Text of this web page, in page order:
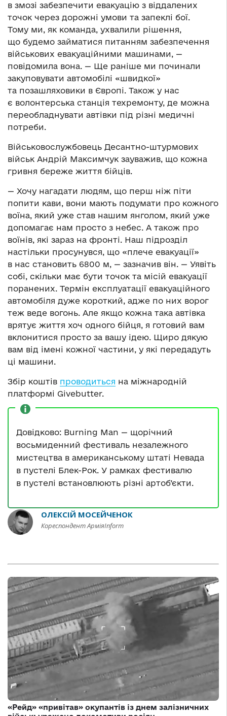
в змозі забезпечити евакуацію з віддалених
точок через дорожні умови та запеклі бої.
Тому ми, як команда, ухвалили рішення,
що будемо займатися питанням забезпечення
військових евакуаційними машинами, —
повідомила вона. — Ще раніше ми починали
закуповувати автомобілі «швидкої»
та позашляховики в Європі. Також у нас
є волонтерська станція техремонту, де можна
переобладнувати автівки під різні медичні
потреби.
Військовослужбовець Десантно-штурмових
військ Андрій Максимчук зауважив, що кожна
гривня береже життя бійців.
— Хочу нагадати людям, що перш ніж піти
попити кави, вони мають подумати про кожного
воїна, який уже став нашим янголом, який уже
допомагає нам просто з небес. А також про
воїнів, які зараз на фронті. Наш підрозділ
настільки просунувся, що «плече евакуації»
в нас становить 6800 м, — зазначив він. — Уявіть
собі, скільки має бути точок та місій евакуації
поранених. Термін експлуатації евакуаційного
автомобіля дуже короткий, адже по них ворог
теж веде вогонь. Але якщо кожна така автівка
врятує життя хоч одного бійця, я готовий вам
вклонитися просто за вашу ідею. Щиро дякую
вам від імені кожної частини, у які передадуть
ці машини.
Збір коштів проводиться на міжнародній
платформі Givebutter.
Довідково: Burning Man — щорічний
восьмиденний фестиваль незалежного
мистецтва в американському штаті Невада
в пустелі Блек-Рок. У рамках фестивалю
в пустелі встановлюють різні артоб’єкти.
ОЛЕКСІЙ МОСЕЙЧЕНОК
Кореспондент АрміяInform
«Рейд» «привітав» окупантів із днем залізничних